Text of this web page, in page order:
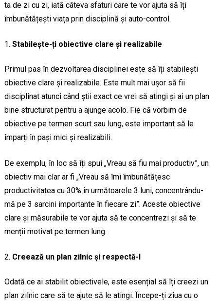
ta de zi cu zi, iată câteva sfaturi care te vor ajuta să îți
îmbunătățești viața prin disciplină și auto-control.
Stabilește-ți obiective clare și realizabile
Primul pas în dezvoltarea disciplinei este să îți stabilești
obiective clare și realizabile. Este mult mai ușor să fii
disciplinat atunci când știi exact ce vrei să atingi și ai un plan
bine structurat pentru a ajunge acolo. Fie că vorbim de
obiective pe termen scurt sau lung, este important să le
împarți în pași mici și realizabili.
De exemplu, în loc să îți spui „Vreau să fiu mai productiv”, un
obiectiv mai clar ar fi „Vreau să îmi îmbunătățesc
productivitatea cu 30% în următoarele 3 luni, concentrându-
mă pe 3 sarcini importante în fiecare zi”. Aceste obiective
clare și măsurabile te vor ajuta să te concentrezi și să te
menții motivat pe termen lung.
Creează un plan zilnic și respectă-l
Odată ce ai stabilit obiectivele, este esențial să îți creezi un
plan zilnic care să te ajute să le atingi. Începe-ți ziua cu o